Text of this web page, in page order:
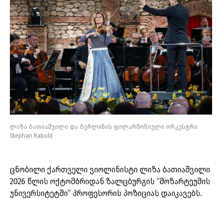
ლიზა ბათიაშვილი და ბერლინის ფილარმონიული ორკესტრი
Stephan Rabold
ცნობილი ქართველი ვიოლინისტი ლიზა ბათიაშვილი
2026 წლის ოქტომბრიდან ზალცბურგის “მოზარტეუმის
უნივერსიტეტში” პროფესორის პოზიციას დაიკავებს.